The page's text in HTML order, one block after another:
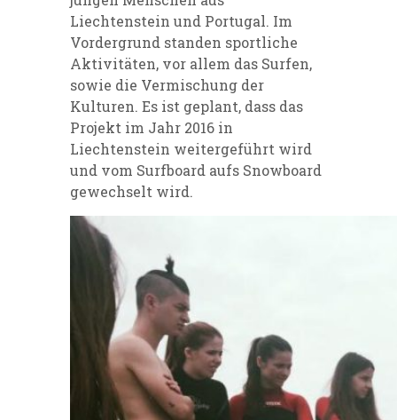
Liechtenstein und Portugal. Im
Vordergrund standen sportliche
Aktivitäten, vor allem das Surfen,
sowie die Vermischung der
Kulturen. Es ist geplant, dass das
Projekt im Jahr 2016 in
Liechtenstein weitergeführt wird
und vom Surfboard aufs Snowboard
gewechselt wird.